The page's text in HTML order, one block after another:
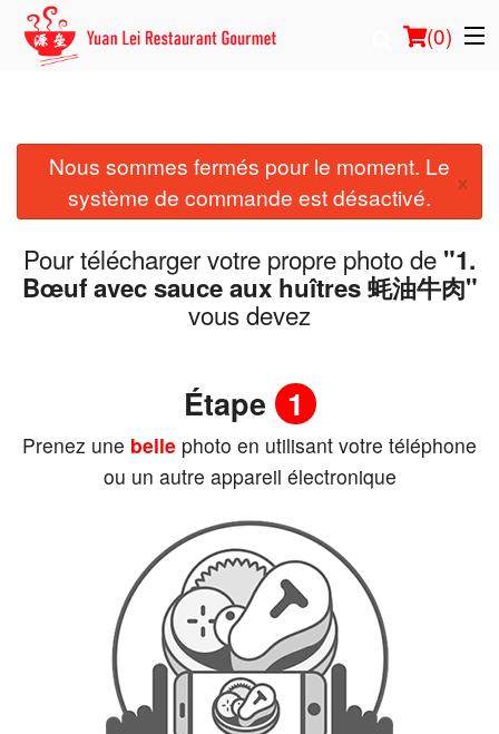
(0)
Commander en ligne
Emplacement
Français
Panier (0)
Nous sommes fermés pour le moment. Le
système de commande est désactivé.
×
Pour télécharger votre propre photo de "1.
Bœuf avec sauce aux huîtres 蚝油牛肉"
vous devez
Étape 1
Prenez une belle photo en utilisant votre téléphone
ou un autre appareil électronique